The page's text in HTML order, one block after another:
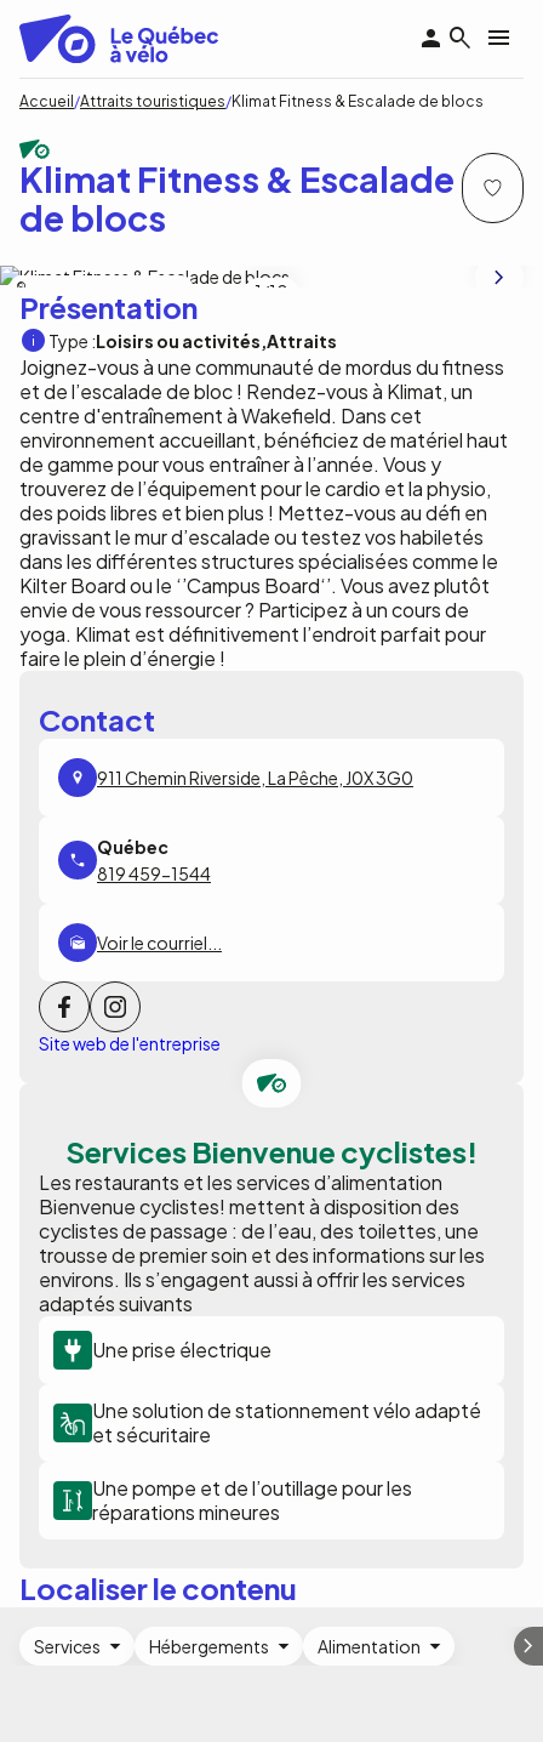
contenu
principal
Fil
d'Ariane
Accueil Attraits touristiques Klimat Fitness & Escalade de blocs
Klimat Fitness & Escalade
de blocs
1 /10
Présentation
Type :Loisirs ou activités Attraits
Joignez-vous à une communauté de mordus du fitness
et de l’escalade de bloc ! Rendez-vous à Klimat, un
centre d'entraînement à Wakefield. Dans cet
environnement accueillant, bénéficiez de matériel haut
de gamme pour vous entraîner à l’année. Vous y
trouverez de l’équipement pour le cardio et la physio,
des poids libres et bien plus ! Mettez-vous au défi en
gravissant le mur d’escalade ou testez vos habiletés
dans les différentes structures spécialisées comme le
Kilter Board ou le ‘’Campus Board‘’. Vous avez plutôt
envie de vous ressourcer ? Participez à un cours de
yoga. Klimat est définitivement l’endroit parfait pour
faire le plein d’énergie !
Contact
911 Chemin Riverside, La Pêche, J0X 3G0
819 459-1544
Voir le courriel...
Site web de l'entreprise
Services Bienvenue cyclistes!
Les restaurants et les services d’alimentation
Bienvenue cyclistes! mettent à disposition des
cyclistes de passage : de l’eau, des toilettes, une
trousse de premier soin et des informations sur les
environs. Ils s’engagent aussi à offrir les services
adaptés suivants
Une prise électrique
Une solution de stationnement vélo adapté
et sécuritaire
Une pompe et de l’outillage pour les
réparations mineures
Localiser le contenu
Services Hébergements Alimentation